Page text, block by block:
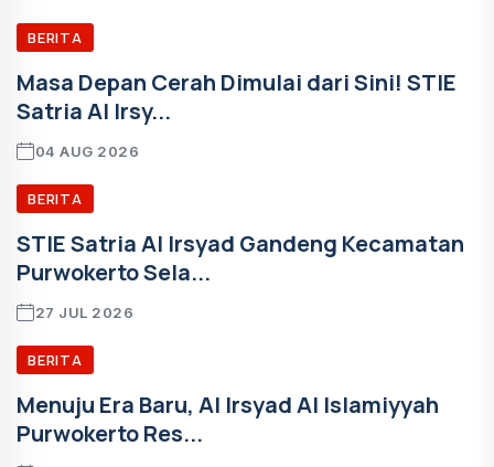
BERITA
Masa Depan Cerah Dimulai dari Sini! STIE
Satria Al Irsy...
04 AUG 2026
BERITA
STIE Satria Al Irsyad Gandeng Kecamatan
Purwokerto Sela...
27 JUL 2026
BERITA
Menuju Era Baru, Al Irsyad Al Islamiyyah
Purwokerto Res...